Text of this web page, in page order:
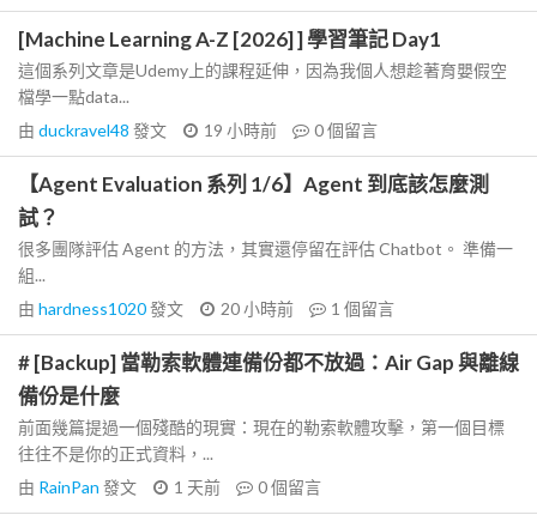
[Machine Learning A-Z [2026] ] 學習筆記 Day1
這個系列文章是Udemy上的課程延伸，因為我個人想趁著育嬰假空
檔學一點data...
由 duckravel48 發文 19 小時前 0個留言
【Agent Evaluation 系列 1/6】Agent 到底該怎麼測
試？
很多團隊評估 Agent 的方法，其實還停留在評估 Chatbot。 準備一
組...
由 hardness1020發文 20 小時前 1 個留言
# [Backup] 當勒索軟體連備份都不放過：Air Gap 與離線
備份是什麼
前面幾篇提過一個殘酷的現實：現在的勒索軟體攻擊，第一個目標
往往不是你的正式資料，...
由 RainPan 發文 1 天前 0個留言